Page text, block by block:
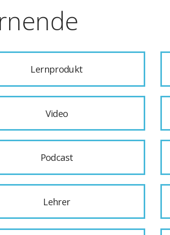
Lernprodukt
Video
Podcast
Lehrer